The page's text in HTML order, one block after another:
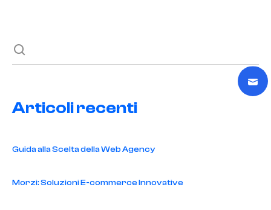
Articoli recenti
Guida alla Scelta della Web Agency
Morzi: Soluzioni E-commerce Innovative